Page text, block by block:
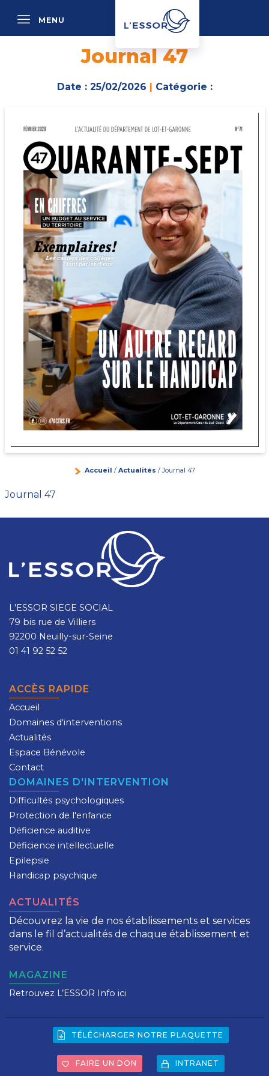
MENU
Journal 47
Date : 25/02/2026 | Catégorie :
Accueil / Actualités / Journal 47
Journal 47
L'ESSOR SIEGE SOCIAL
79 bis rue de Villiers
92200 Neuilly-sur-Seine
01 41 92 52 52
ACCÈS RAPIDE
Accueil
Domaines d'interventions
Actualités
Espace Bénévole
Contact
DOMAINES D'INTERVENTION
Difficultés psychologiques
Protection de l'enfance
Déficience auditive
Déficience intellectuelle
Epilepsie
Handicap psychique
ACTUALITÉS
Découvrez la vie de nos établissements et services
dans le fil d’actualités de chaque établissement et
service.
MAGAZINE
Retrouvez L’ESSOR Info ici
TÉLÉCHARGER NOTRE PLAQUETTE
FAIRE UN DON INTRANET